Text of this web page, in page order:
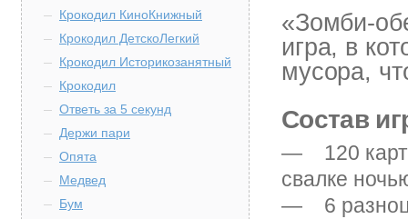
Крокодил КиноКнижный
Крокодил ДетскоЛегкий
Крокодил Историкозанятный
Крокодил
Ответь за 5 секунд
Держи пари
Опята
Медвед
Бум
«Зомби-
игра, в
мусора,
Состав
— 120 карт
свалке
— 6